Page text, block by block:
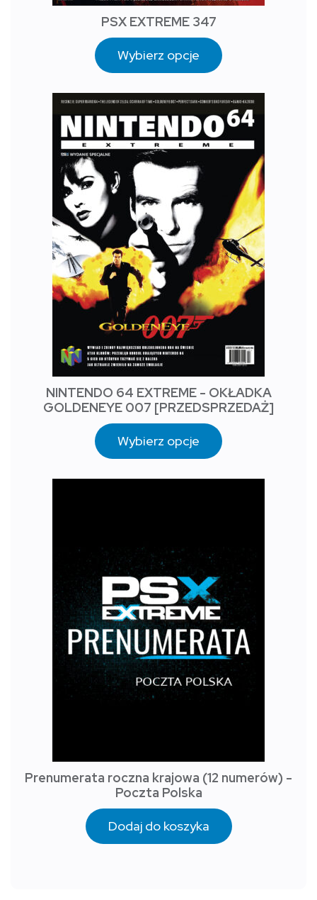
PSX EXTREME 347
Wybierz opcje
NINTENDO 64 EXTREME - OKŁADKA
GOLDENEYE 007 [PRZEDSPRZEDAŻ]
Wybierz opcje
Prenumerata roczna krajowa (12 numerów) -
Poczta Polska
Dodaj do koszyka